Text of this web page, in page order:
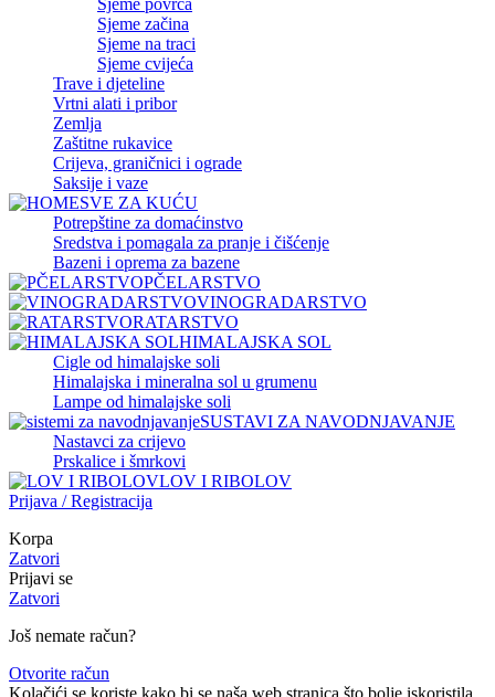
Sjeme povrća
Sjeme začina
Sjeme na traci
Sjeme cvijeća
Trave i djeteline
Vrtni alati i pribor
Zemlja
Zaštitne rukavice
Crijeva, graničnici i ograde
Saksije i vaze
SVE ZA KUĆU
Potrepštine za domaćinstvo
Sredstva i pomagala za pranje i čišćenje
Bazeni i oprema za bazene
PČELARSTVO
VINOGRADARSTVO
RATARSTVO
HIMALAJSKA SOL
Cigle od himalajske soli
Himalajska i mineralna sol u grumenu
Lampe od himalajske soli
SUSTAVI ZA NAVODNJAVANJE
Nastavci za crijevo
Prskalice i šmrkovi
LOV I RIBOLOV
Prijava / Registracija
Korpa
Zatvori
Prijavi se
Zatvori
Još nemate račun?
Otvorite račun